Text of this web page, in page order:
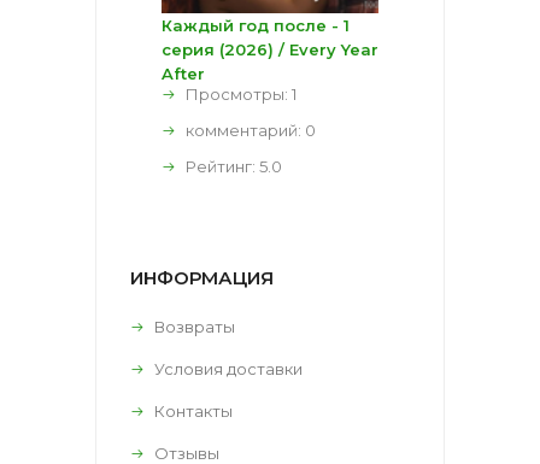
Каждый год после - 1
серия (2026) / Every Year
After
Просмотры: 1
комментарий: 0
Рейтинг: 5.0
ИНФОРМАЦИЯ
Возвраты
Условия доставки
Контакты
Отзывы